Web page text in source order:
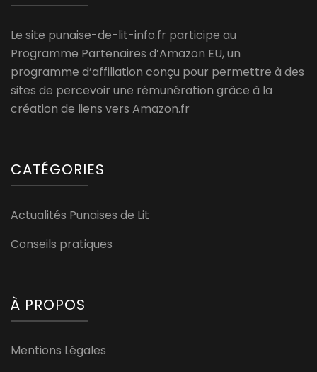
Le site punaise-de-lit-info.fr participe au
Programme Partenaires d’Amazon EU, un
programme d’affiliation conçu pour permettre à des
sites de percevoir une rémunération grâce à la
création de liens vers Amazon.fr
CATÉGORIES
Actualités Punaises de Lit
Conseils pratiques
À PROPOS
Mentions Légales